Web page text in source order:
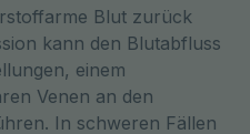
Blut zurück
kann den Blutabfluss
einem
Venen an den
In schweren Fällen